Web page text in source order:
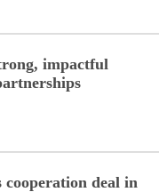
impactful
deal in